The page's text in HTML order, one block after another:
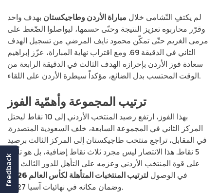
لم يكتفِ النّشامى خلال مباراة الأردن وطاجيكستان بهدف واحد
وقرّر محاربوه تعزيز النتيجة وحتّى حسمها، ليواصلوا الضّغط على
مرمى الغريم حتّى تمكّن محمود نايف المرضي من تسجيل الهدف
الثاني في الدقيقة 69. ومع اقتراب نهاية المباراة، عزّز إبراهيم
سعادة فوز الأردن بإحرازه الهدف الثالث في الدقيقة الرابعة من
الوقت المحتسب بدل الضائع، مؤكداً سيطرة الأردن على اللقاء.
ترتيب المجموعة وأهمّية الفوز
بهذا الفوز، ارتفع رصيد المنتخب الأردني إلى 10 نقاط ليحتل
المركز الثاني في المجموعة السابعة، خلف السعودية المتصدرة.
في المقابل، تراجع منتخب طاجيكستان إلى المركز الثالث برصيد
5 نقاط. هذا الانتصار ليس مجرد ثلاث نقاط إضافية، بل هو تأكيد
على قوة المنتخب الأردني وعزمه على التأهل للدور الثالث أملاً
في الوصول لترتيب المنتخبات المتأهلة لكأس العالم 2026
وضمان مكانه في نهائيات آسيا 2027.
feedback